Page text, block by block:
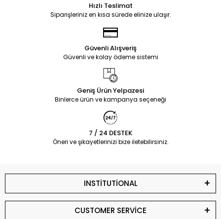
Hızlı Teslimat
Siparişleriniz en kısa sürede elinize ulaşır.
Güvenli Alışveriş
Güvenli ve kolay ödeme sistemi
Geniş Ürün Yelpazesi
Binlerce ürün ve kampanya seçeneği
7 / 24 DESTEK
Öneri ve şikayetlerinizi bize iletebilirsiniz.
INSTİTUTİONAL
CUSTOMER SERVİCE